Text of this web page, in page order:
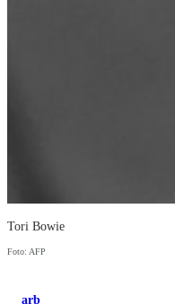
Tori Bowie
Foto: AFP
arb